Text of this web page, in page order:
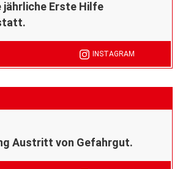
jährliche Erste Hilfe
INSTAGRAM
Austritt von Gefahrgut.